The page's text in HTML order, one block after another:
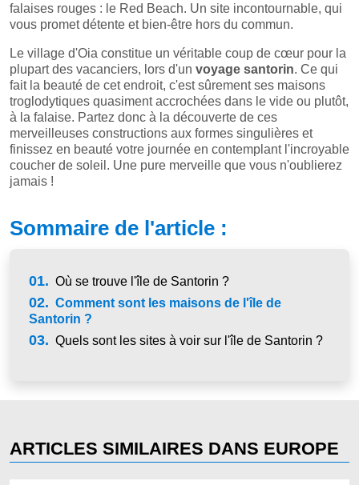
falaises rouges : le Red Beach. Un site incontournable, qui
vous promet détente et bien-être hors du commun.
Le village d'Oia constitue un véritable coup de cœur pour la
plupart des vacanciers, lors d'un voyage santorin. Ce qui
fait la beauté de cet endroit, c'est sûrement ses maisons
troglodytiques quasiment accrochées dans le vide ou plutôt,
à la falaise. Partez donc à la découverte de ces
merveilleuses constructions aux formes singulières et
finissez en beauté votre journée en contemplant l'incroyable
coucher de soleil. Une pure merveille que vous n'oublierez
jamais !
Sommaire de l'article :
01. Où se trouve l'île de Santorin ?
02. Comment sont les maisons de l'île de
Santorin ?
03. Quels sont les sites à voir sur l'île de Santorin ?
ARTICLES SIMILAIRES DANS EUROPE